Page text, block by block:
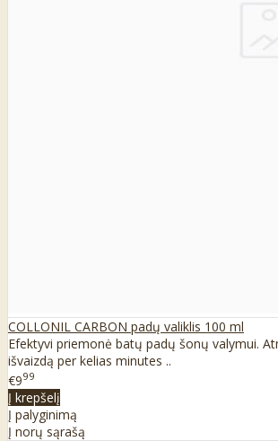
COLLONIL CARBON padų valiklis 100 ml
Efektyvi priemonė batų padų šonų valymui.
išvaizdą per kelias minutes ..
€999
Į krepšelį
Į palyginimą
Į norų sąrašą